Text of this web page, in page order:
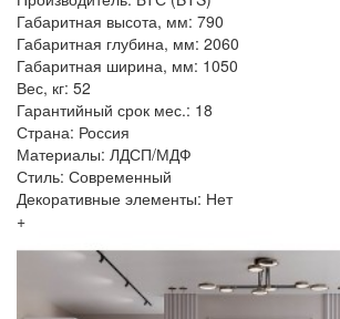
Габаритная высота, мм: 790
Габаритная глубина, мм: 2060
Габаритная ширина, мм: 1050
Вес, кг: 52
Гарантийный срок мес.: 18
Страна: Россия
Материалы: ЛДСП/МДФ
Стиль: Современный
Декоративные элементы: Нет
+